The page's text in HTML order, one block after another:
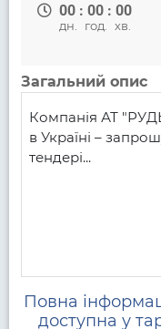
00 : 00 : 00
дн. год. хв.
Загальний опис
Компанія АТ
в Україні –
тендері...
Повна
доступна у